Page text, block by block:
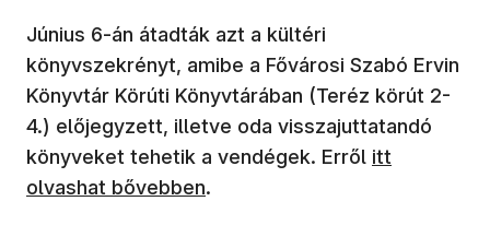
Június 6-án átadták azt a kültéri
könyvszekrényt, amibe a Fővárosi Szabó Ervin
Könyvtár Körúti Könyvtárában (Teréz körút 2-
4.) előjegyzett, illetve oda visszajuttatandó
könyveket tehetik a vendégek. Erről (új
itt
olvashat bővebben.